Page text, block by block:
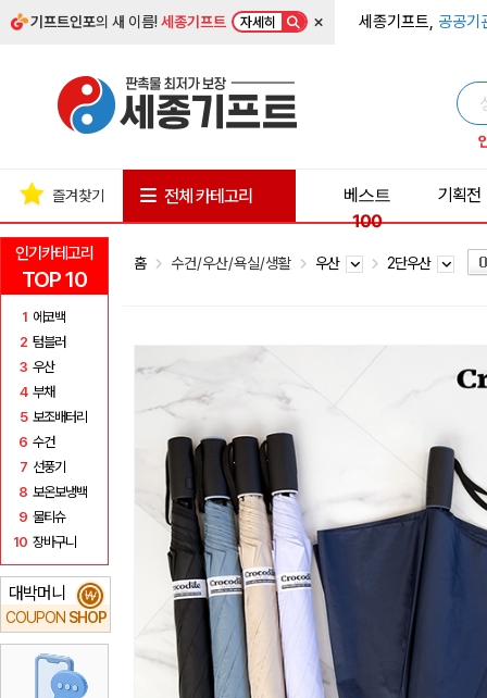
기프트인포의 새 이름!세종기프트 자세히 × 세종기프트, 공공기
인기카테고리
TOP 10
1 에코백
2 텀블러
3 우산
4 부채
5 보조배터리
6 수건
7 선풍기
8 보온보냉백
9 물티슈
10 장바구니
대박머니
COUPON SHOP
₩
즐겨찾기 전체 카테고리
베스트
100
기획전
홈 수건/우산/욕실/생활 우산 2단우산